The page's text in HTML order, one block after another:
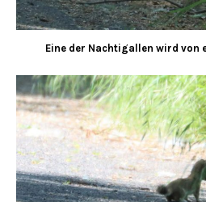
Eine der Nachtigallen wird von